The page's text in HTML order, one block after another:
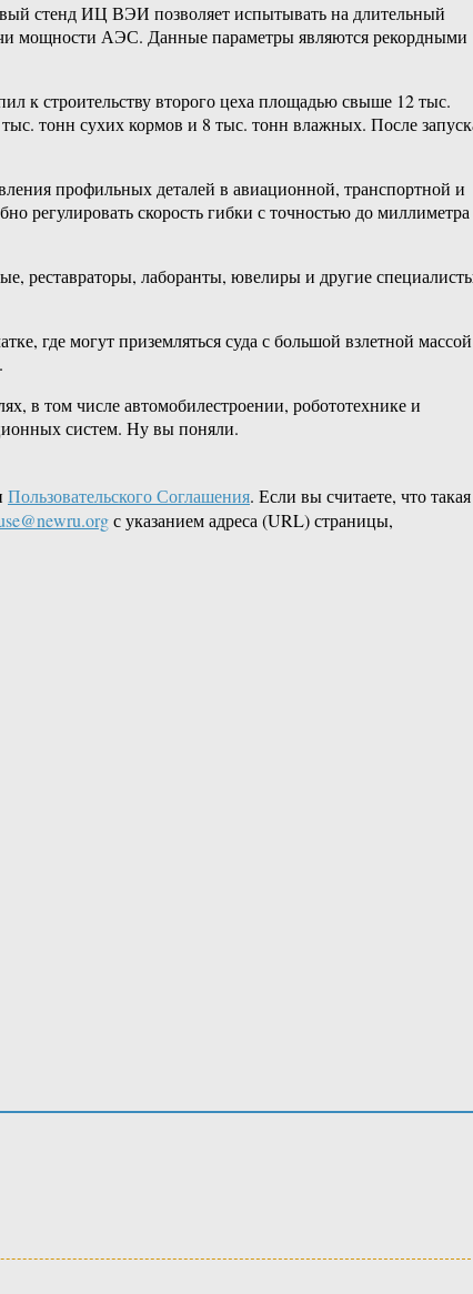
стенд ИЦ ВЭИ позволяет испытывать на длительный
мощности АЭС. Данные параметры являются рекордными
к строительству второго цеха площадью свыше 12 тыс.
тонн сухих кормов и 8 тыс. тонн влажных. После
профильных деталей в авиационной, транспортной и
регулировать скорость гибки с точностью до миллиметра
реставраторы, лаборанты, ювелиры и другие
где могут приземляться суда с большой взлетной
в том числе автомобилестроении, робототехнике и
систем. Ну вы поняли.
Пользовательского Соглашения. Если вы считаете, что такая
с указанием адреса (URL) страницы,